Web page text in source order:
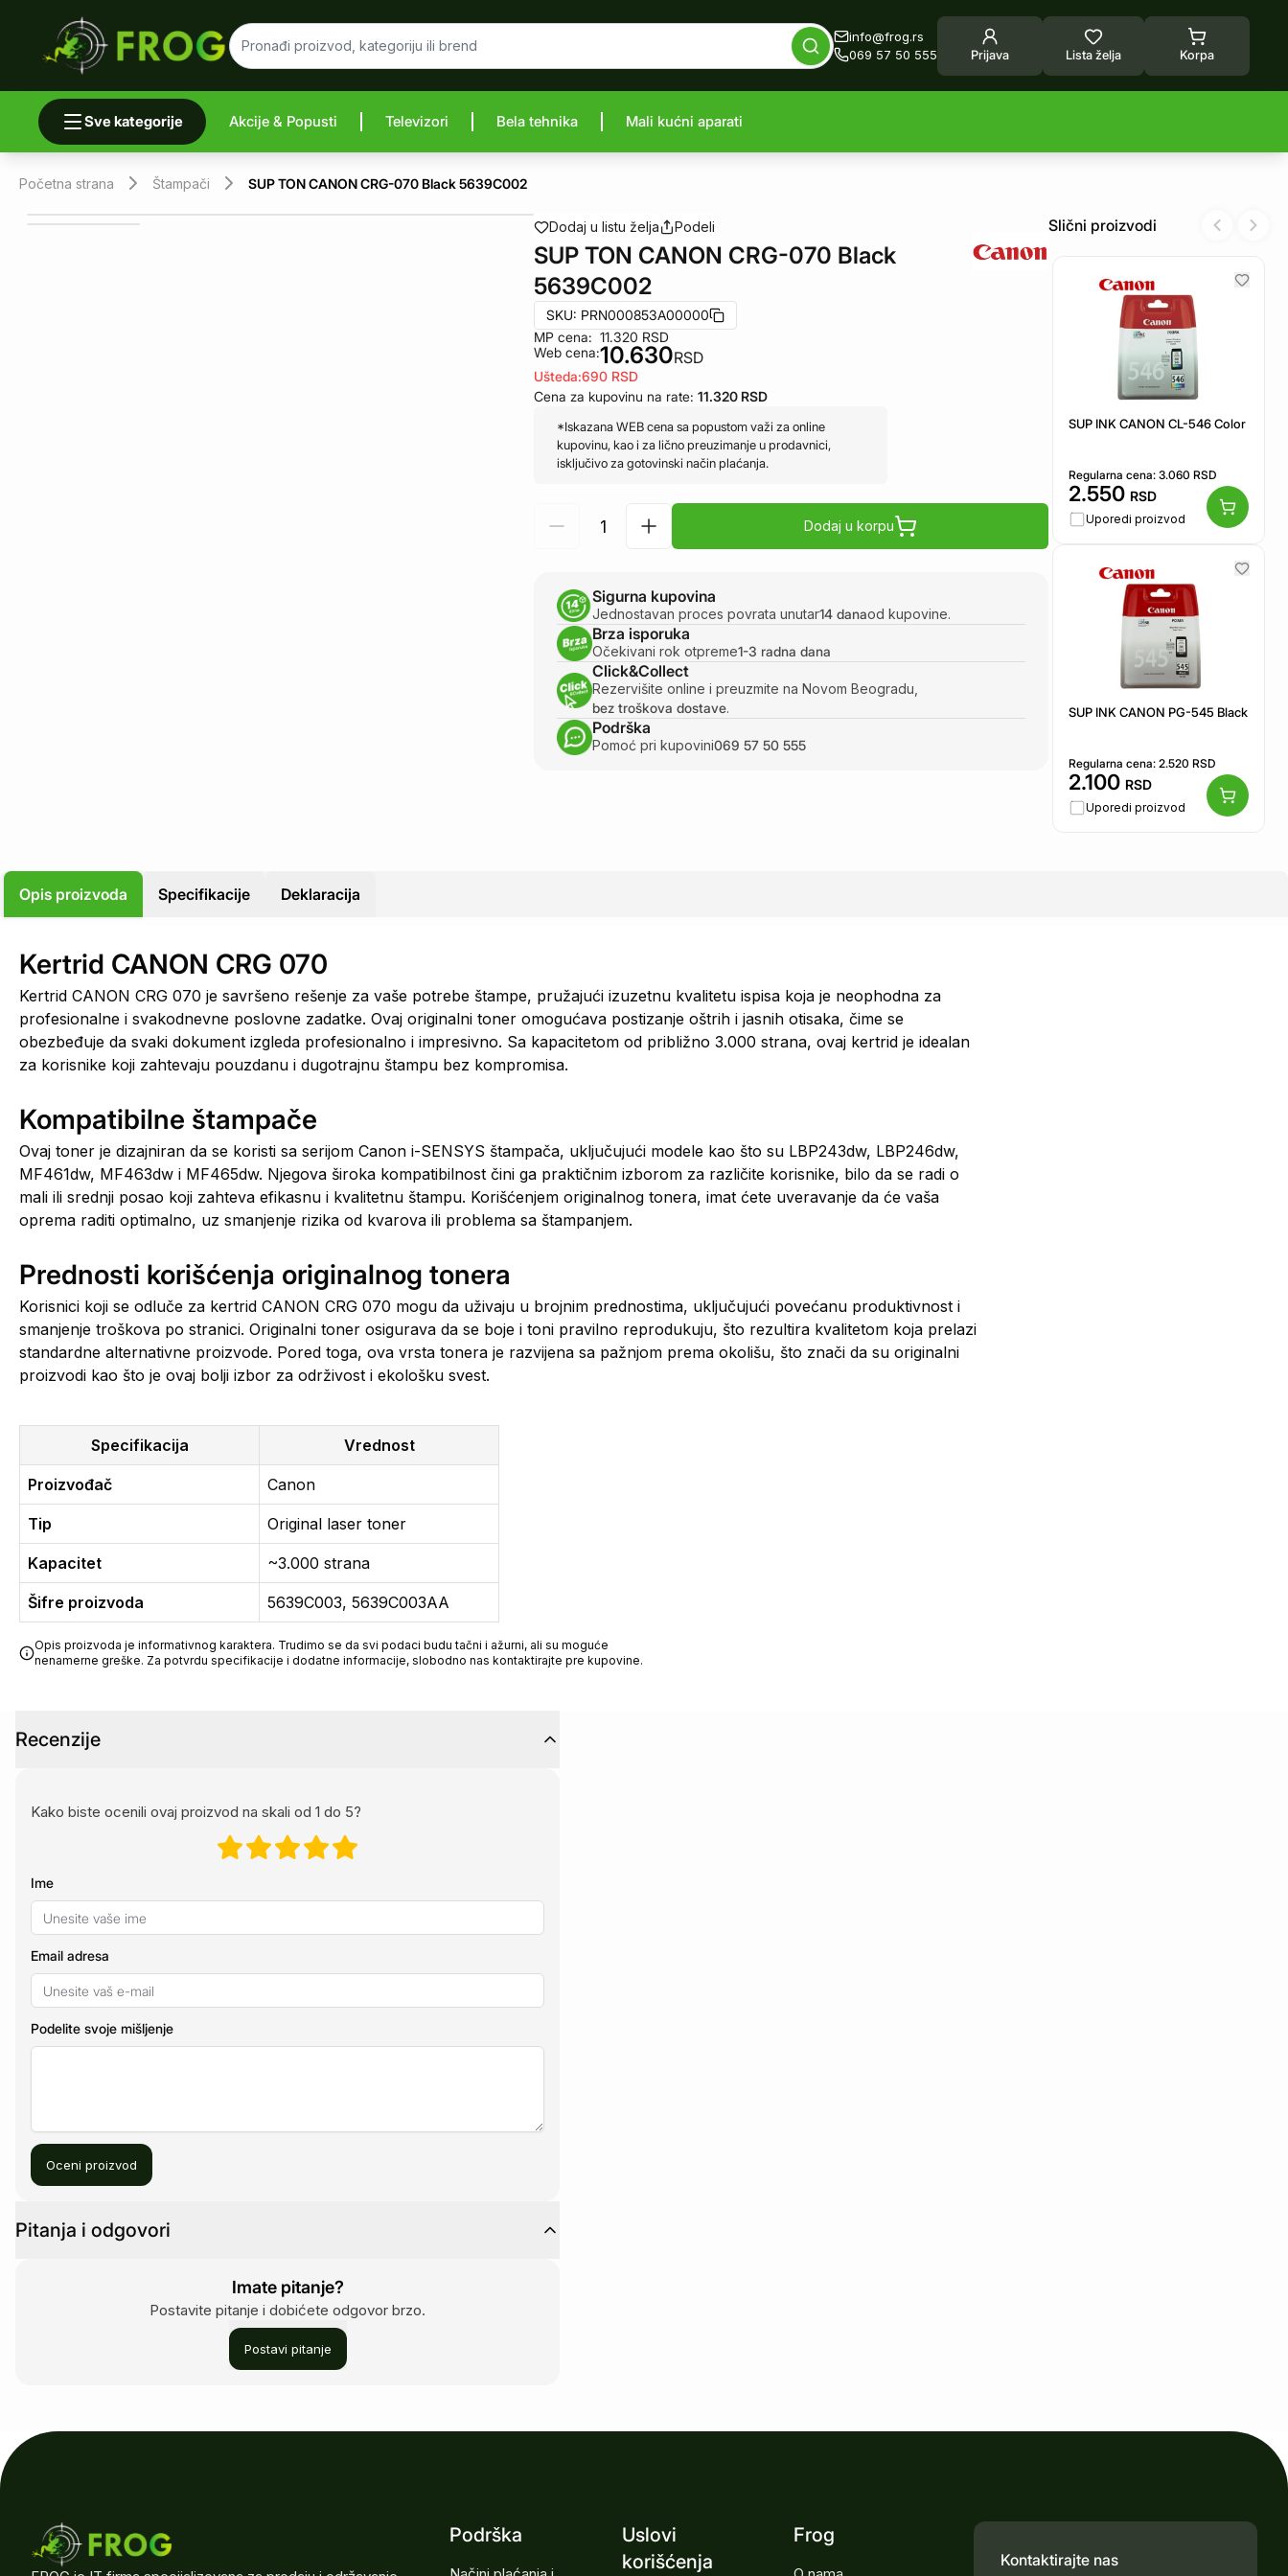
info@frog.rs
069 57 50 555
Prijava Lista želja Korpa
Sve kategorije Akcije & Popusti Televizori Bela tehnika Mali kućni aparati
Početna strana Štampači SUP TON CANON CRG-070 Black 5639C002
Dodaj u listu želja Podeli
SUP TON CANON CRG-070 Black
5639C002
SKU: PRN000853A00000
MP cena:
Web cena:
11.320 RSD
10.630RSD
Ušteda:690 RSD
Cena za kupovinu na rate: 11.320 RSD
*Iskazana WEB cena sa popustom važi za online
kupovinu, kao i za lično preuzimanje u prodavnici,
isključivo za gotovinski način plaćanja.
Dodaj u korpu
Sigurna kupovina
Jednostavan proces povrata unutar14 danaod kupovine.
Brza isporuka
Očekivani rok otpreme1-3 radna dana
Click&Collect
Rezervišite online i preuzmite na Novom Beogradu,
bez troškova dostave.
Podrška
Pomoć pri kupovini069 57 50 555
Slični proizvodi
SUP INK CANON CL-546 Color
Regularna cena: 3.060 RSD
2.550 RSD
Uporedi proizvod
SUP INK CANON PG-545 Black
Regularna cena: 2.520 RSD
2.100 RSD
Uporedi proizvod
Previous
Next
Opis proizvoda Specifikacije Deklaracija
Kertrid CANON CRG 070
Kertrid CANON CRG 070 je savršeno rešenje za vaše potrebe štampe, pružajući izuzetnu kvalitetu ispisa koja je neophodna za
profesionalne i svakodnevne poslovne zadatke. Ovaj originalni toner omogućava postizanje oštrih i jasnih otisaka, čime se
obezbeđuje da svaki dokument izgleda profesionalno i impresivno. Sa kapacitetom od približno 3.000 strana, ovaj kertrid je idealan
za korisnike koji zahtevaju pouzdanu i dugotrajnu štampu bez kompromisa.
Kompatibilne štampače
Ovaj toner je dizajniran da se koristi sa serijom Canon i-SENSYS štampača, uključujući modele kao što su LBP243dw, LBP246dw,
MF461dw, MF463dw i MF465dw. Njegova široka kompatibilnost čini ga praktičnim izborom za različite korisnike, bilo da se radi o
mali ili srednji posao koji zahteva efikasnu i kvalitetnu štampu. Korišćenjem originalnog tonera, imat ćete uveravanje da će vaša
oprema raditi optimalno, uz smanjenje rizika od kvarova ili problema sa štampanjem.
Prednosti korišćenja originalnog tonera
Korisnici koji se odluče za kertrid CANON CRG 070 mogu da uživaju u brojnim prednostima, uključujući povećanu produktivnost i
smanjenje troškova po stranici. Originalni toner osigurava da se boje i toni pravilno reprodukuju, što rezultira kvalitetom koja prelazi
standardne alternativne proizvode. Pored toga, ova vrsta tonera je razvijena sa pažnjom prema okolišu, što znači da su originalni
proizvodi kao što je ovaj bolji izbor za održivost i ekološku svest.
Specifikacija Vrednost
Proizvođač Canon
Tip Original laser toner
Kapacitet ~3.000 strana
Šifre proizvoda 5639C003, 5639C003AA
Opis proizvoda je informativnog karaktera. Trudimo se da svi podaci budu tačni i ažurni, ali su moguće
nenamerne greške. Za potvrdu specifikacije i dodatne informacije, slobodno nas kontaktirajte pre kupovine.
Recenzije
Kako biste ocenili ovaj proizvod na skali od 1 do 5?
Ime
Email adresa
Podelite svoje mišljenje
Oceni proizvod
Pitanja i odgovori
Imate pitanje?
Postavite pitanje i dobićete odgovor brzo.
Postavi pitanje
Podrška
Uslovi
korišćenja
Frog
Kontaktirajte nas